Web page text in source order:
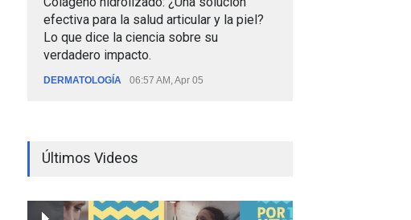
efectiva para la salud articular y la piel?
Lo que dice la ciencia sobre su
verdadero impacto.
DERMATOLOGÍA 06:57 AM, Apr 05
Últimos Videos